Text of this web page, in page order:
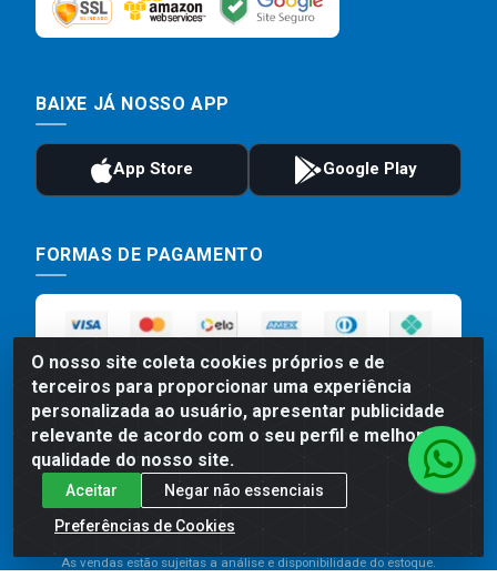
O nosso site coleta cookies próprios e de
terceiros para proporcionar uma experiência
personalizada ao usuário, apresentar publicidade
relevante de acordo com o seu perfil e melhorar a
qualidade do nosso site.
Aceitar
Negar não essenciais
Preferências de Cookies
BAIXE JÁ NOSSO APP
FORMAS DE PAGAMENTO
Preços, promoções, condições de pagamento e frete são válidos
para compras realizadas exclusivamente pelo site. Caso haja
divergência de preço de um produto, será válido o preço que for
As vendas estão sujeitas a análise e disponibilidade do estoque.